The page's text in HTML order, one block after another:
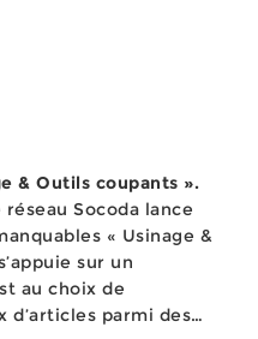
& Outils coupants ».
Socoda lance
« Usinage &
sur un
au choix de
d’articles parmi des